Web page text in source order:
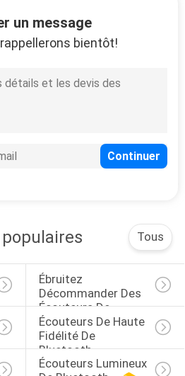
un message
bientôt!
Tous
Ébruitez
Décommander Des
Écouteurs De
Bluetooth
Écouteurs De Haute
Fidélité De
Bluetooth
Écouteurs Lumineux